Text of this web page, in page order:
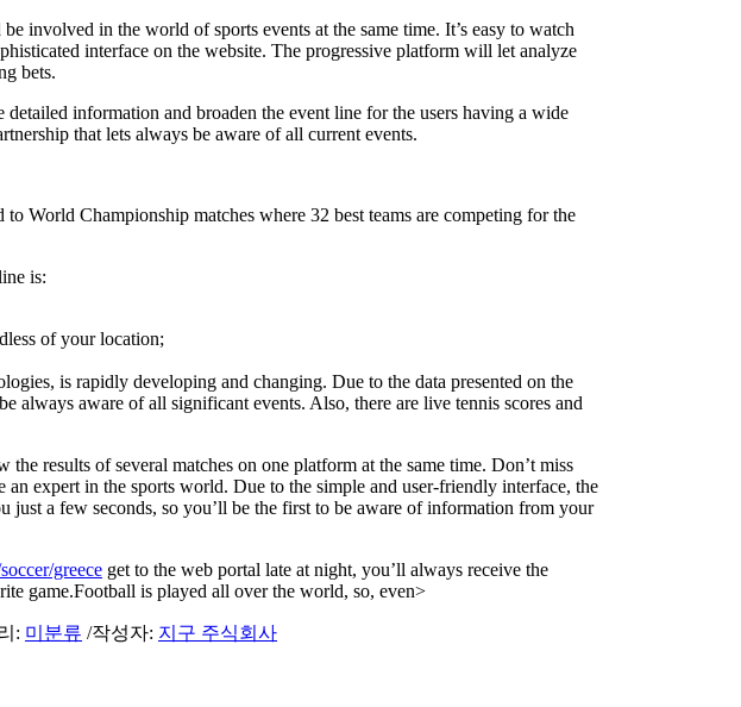
involved in the world of sports events at the same time. It’s easy to watch
interface on the website. The progressive platform will let analyze
bets.
detailed information and broaden the event line for the users having a wide
that lets always be aware of all current events.
to World Championship matches where 32 best teams are competing for the
is:
of your location;
is rapidly developing and changing. Due to the data presented on the
always aware of all significant events. Also, there are live tennis scores and
results of several matches on one platform at the same time. Don’t miss
an expert in the sports world. Due to the simple and user-friendly interface, the
just a few seconds, so you’ll be the first to be aware of information from your
greece get to the web portal late at night, you’ll always receive the
game.Football is played all over the world, so, even>
: 미분류 /작성자: 지구 주식회사